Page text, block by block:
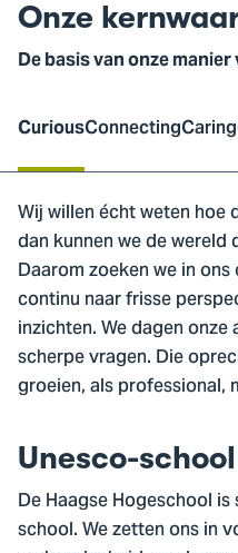
Onze
De basis van onze
CuriousConnectingCaring
Curious
Wij willen écht weten hoe
dan kunnen we de
Daarom zoeken we in
continu naar frisse
inzichten. We dagen
scherpe vragen. Die
groeien, als professional,
Unesco-school
De Haagse Hogeschool is
school. We zetten ons in